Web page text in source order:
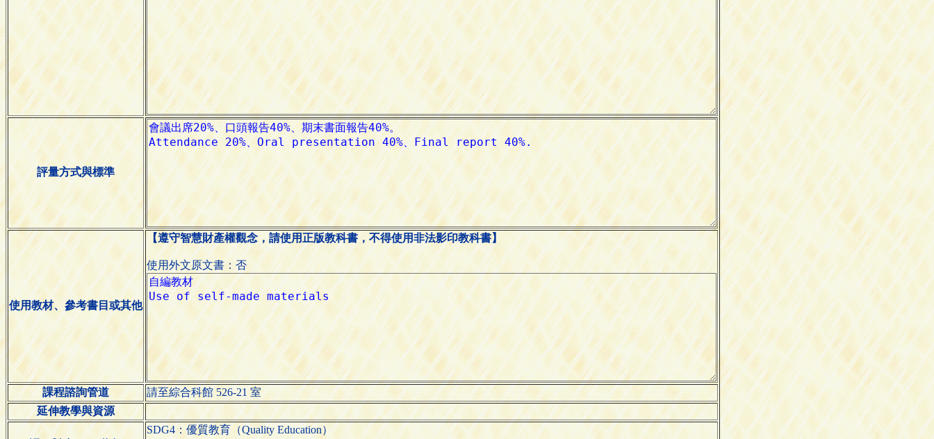
評量方式與標準
使用教材、參考書目或其他
【遵守智慧財產權觀念，請使用正版教科書，不得使用非法影印教科書】
使用外文原文書：否
課程諮詢管道
請至綜合科館 526-21 室
延伸教學與資源
SDG4：優質教育（Quality Education）